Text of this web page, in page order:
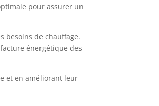
pour assurer un
besoins de chauffage.
énergétique des
et en améliorant leur